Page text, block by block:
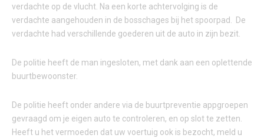
verdachte op de vlucht. Na een korte achtervolging is de
verdachte aangehouden in de bosschages bij het spoorpad. De
verdachte had verschillende goederen uit de auto in zijn bezit.
De politie heeft de man ingesloten, met dank aan een oplettende
buurtbewoonster.
De politie heeft onder andere via de buurtpreventie appgroepen
gevraagd om je eigen auto te controleren, en op slot te zetten.
Heeft u het vermoeden dat uw voertuig ook is bezocht, meld u